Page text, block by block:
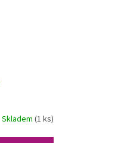
Skladem (1 ks)